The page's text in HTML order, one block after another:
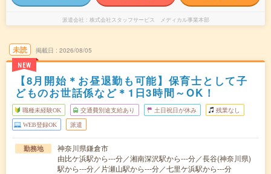
派遣会社 株式会社スタッフサービス メディカル事業本部
未読
NEW
掲載日 2026/08/05
【8月開始＊お昼退勤も可能】保育士として子
どものお世話係など＊1日3時間～OK！
職種未経験OK 交通費別途支給あり 土日祝日が休み 残業なし
WEB登録OK 派遣
勤務地
神奈川県鎌倉市
由比ケ浜駅から---分／湘南深沢駅から---分／長谷(神奈川県)
駅から---分／片瀬山駅から---分／七里ケ浜駅から---分